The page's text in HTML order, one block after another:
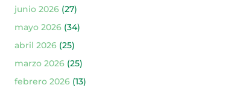
junio 2026(27)
mayo 2026(34)
abril 2026(25)
marzo 2026(25)
febrero 2026(13)